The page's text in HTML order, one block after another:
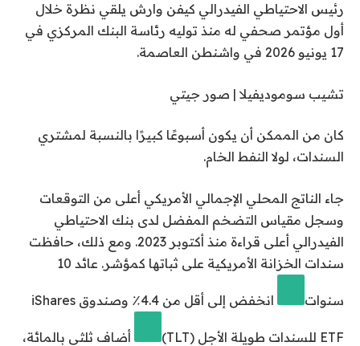
رئيس الاحتياطي الفيدرالي كيفن وارش يلقي نظرة خلال
أول مؤتمر صحفي له منذ توليه رئاسة البنك المركزي في
17 يونيو 2026 في واشنطن العاصمة.
تشيب سوموديفيلا | صور جيتي
كان من الممكن أن يكون أسبوعًا كبيرًا بالنسبة لمشتري
السندات، لولا النفط الخام.
جاء الناتج المحلي الإجمالي الأمريكي أعلى من التوقعات
وسجل مقياس التضخم المفضل لدى بنك الاحتياطي
الفيدرالي أعلى قراءة منذ أكتوبر 2023. ومع ذلك، حافظت
سندات الخزانة الأمريكية على ثباتها كمؤشر.
عائد 10
سنوات انخفض إلى أقل من 4.4٪ وصندوق iShares
ETF للسندات طويلة الأجل (TLT)
أضاف ثلثي بالمائة،